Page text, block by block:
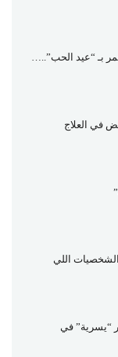
بـ “عيد الحب”..…
في العلاج
الشخصيات اللي
“يسرية” في